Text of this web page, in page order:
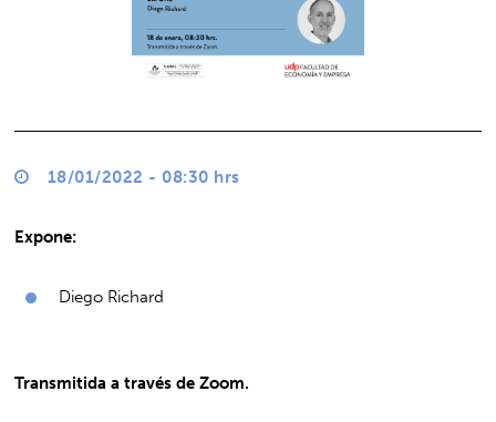
18/01/2022 - 08:30 hrs
Expone:
Diego Richard
Transmitida a través de Zoom.